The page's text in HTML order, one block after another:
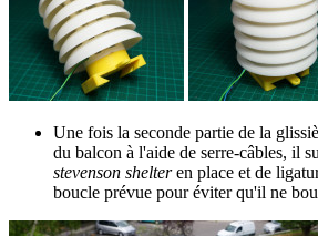
Une fois la seconde partie de la
du balcon à l'aide de serre-câbles, il
stevenson shelteren place et de
boucle prévue pour éviter qu'il ne